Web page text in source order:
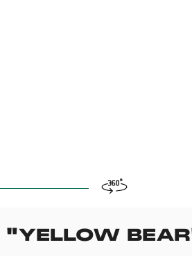
"YELLOW BEAR